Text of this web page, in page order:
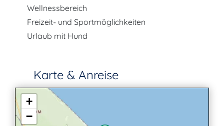
Wellnessbereich
Freizeit- und Sportmöglichkeiten
Urlaub mit Hund
Karte & Anreise
+
−